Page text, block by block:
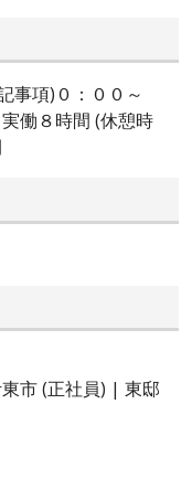
事項)０：００～
働８時間 (休憩時
市 (正社員) | 東邸